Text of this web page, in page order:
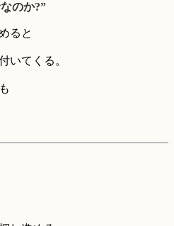
のか?”
ると
いてくる。